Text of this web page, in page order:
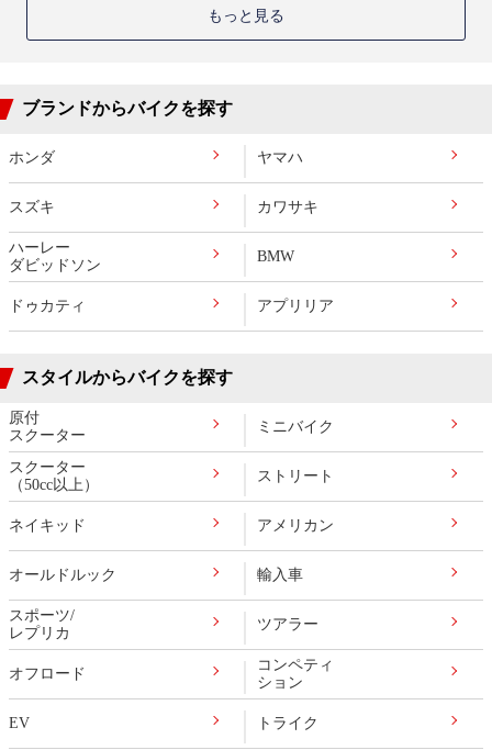
もっと見る
ブランドからバイクを探す
ホンダ ヤマハ
スズキ カワサキ
ハーレー
ダビッドソン
BMW
ドゥカティ アプリリア
スタイルからバイクを探す
原付
スクーター
ミニバイク
スクーター
（50cc以上）
ストリート
ネイキッド アメリカン
オールドルック 輸入車
スポーツ/
レプリカ
ツアラー
オフロード
コンペティ
ション
EV トライク